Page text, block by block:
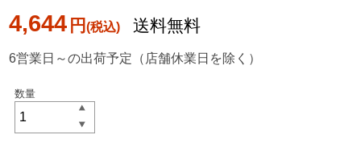
4,644 円 送料無料
6営業日～の出荷予定（店舗休業日を除く）